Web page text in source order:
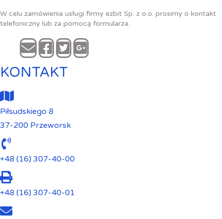
W celu zamówienia usługi firmy ezbit Sp. z o.o. prosimy o kontakt
telefoniczny lub za pomocą formularza.
KONTAKT
Piłsudskiego 8
37-200 Przeworsk
+48 (16) 307-40-00
+48 (16) 307-40-01